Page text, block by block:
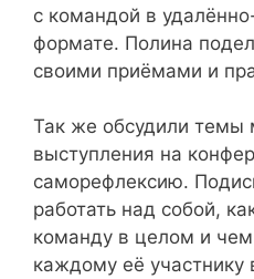
с командой в
формате. Полина
своими приёмами и
Так же обсудили темы
выступления на
саморефлексию.
работать над собой,
команду в целом и
каждому её участнику